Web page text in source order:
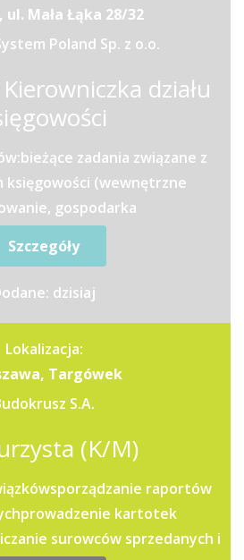
ul. Mała Łąka 28/32
Poland Sp. z o.o.
działu
zadania związane z
księgowości (wewnętrzne
gospodarka
(GUS, NPB,...
Szczegóły
dzisiaj
Lokalizacja:
Targówek
S.A.
(K/M)
raportów
kartotek
surowców sprzedanych i